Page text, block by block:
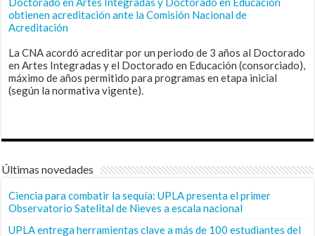
obtienen acreditación ante la Comisión Nacional de
Acreditación
La CNA acordó acreditar por un periodo de 3 años al Doctorado
en Artes Integradas y el Doctorado en Educación (consorciado),
máximo de años permitido para programas en etapa inicial
(según la normativa vigente).
Últimas novedades
Ciencia para combatir la sequía: UPLA presenta el primer
Observatorio Satelital de Nieves a escala nacional
UPLA entrega herramientas clave a más de 100 estudiantes del